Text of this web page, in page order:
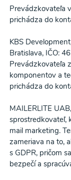
Prevádzkovateľa
prichádza do
KBS
Bratislava, IČO:
Prevádzkovateľa
komponentov a
prichádza do
MAILERLITE
sprostredkovateľ,
mail marketing.
zameriava na to,
s GDPR, pričom
bezpečí a